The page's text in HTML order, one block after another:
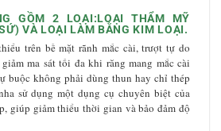
GỒM 2 LOẠI:LOẠI THẨM MỸ
VÀ LOẠI LÀM BẰNG KIM LOẠI.
trên bề mặt rãnh mắc cài, trượt tự do
ma sát tối đa khi răng mang mắc cài
buộc không phải dùng thun hay chỉ thép
sử dụng một dụng cụ chuyên biệt của
giúp giảm thiểu thời gian và bảo đảm độ